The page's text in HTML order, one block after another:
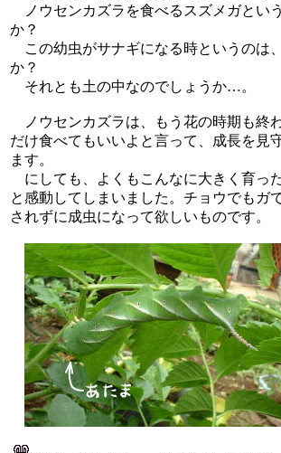
ノウセンカズラを食べるスズメガとい
か？
この幼虫がサナギになる時というのは
か？
それとも土の中なのでしょうか…。
ノウセンカズラは、もう花の時期も終
だけ食べてもいいよと言って、成長を見
ます。
にしても、よくもこんなに大きく育っ
と感動してしまいました。チョウでもガ
されずに成虫になって欲しいものです。